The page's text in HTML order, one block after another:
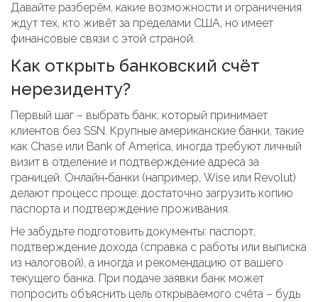
Давайте разберём, какие возможности и ограничения
ждут тех, кто живёт за пределами США, но имеет
финансовые связи с этой страной.
Как открыть банковский счёт
нерезиденту?
Первый шаг – выбрать банк, который принимает
клиентов без SSN. Крупные американские банки, такие
как Chase или Bank of America, иногда требуют личный
визит в отделение и подтверждение адреса за
границей. Онлайн‑банки (например, Wise или Revolut)
делают процесс проще: достаточно загрузить копию
паспорта и подтверждение проживания.
Не забудьте подготовить документы: паспорт,
подтверждение дохода (справка с работы или выписка
из налоговой), а иногда и рекомендацию от вашего
текущего банка. При подаче заявки банк может
попросить объяснить цель открываемого счёта – будь